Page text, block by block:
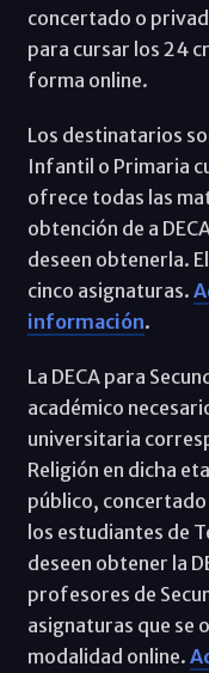
concertado o
para cursar los 24
forma online.
Los destinatarios
Infantil o Primaria
ofrece todas las
obtención de a
deseen obtenerla.
cinco asignaturas.
información.
La DECA para
académico
universitaria
Religión en dicha
público,
los estudiantes de
deseen obtener la
profesores de
asignaturas que se
modalidad online.